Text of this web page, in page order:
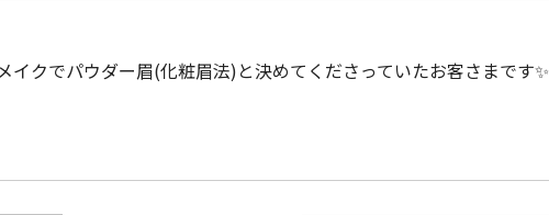
イクでパウダー眉(化粧眉法)と決めてくださっていたお客さまです✨